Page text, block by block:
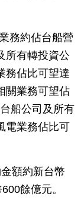
務約佔台船營
所有轉投資公
務佔比可望達
關業務可望佔
船公司及所有
電業務佔比可
額約新台幣
餘億元。